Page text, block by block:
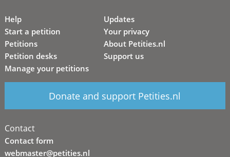
Help
Start a petition
Petitions
Petition desks
Manage your petitions
Updates
Your privacy
About Petities.nl
Support us
Donate and support Petities.nl
Contact
Contact form
webmaster@petities.nl